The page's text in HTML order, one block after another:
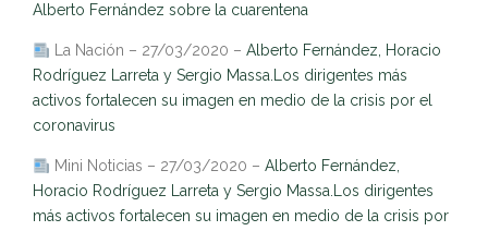
Alberto Fernández sobre la cuarentena
La Nación – 27/03/2020 – Alberto Fernández, Horacio
Rodríguez Larreta y Sergio Massa.Los dirigentes más
activos fortalecen su imagen en medio de la crisis por el
coronavirus
Mini Noticias – 27/03/2020 – Alberto Fernández,
Horacio Rodríguez Larreta y Sergio Massa.Los dirigentes
más activos fortalecen su imagen en medio de la crisis por